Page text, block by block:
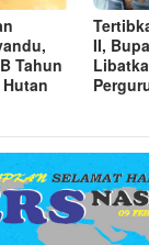
Tahun
II,